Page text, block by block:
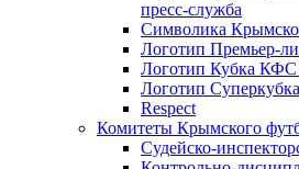
пресс-служба
Символика
Логотип Премьер-
Логотип Кубка КФС
Логотип
Respect
Комитеты Крымского
Судейско-